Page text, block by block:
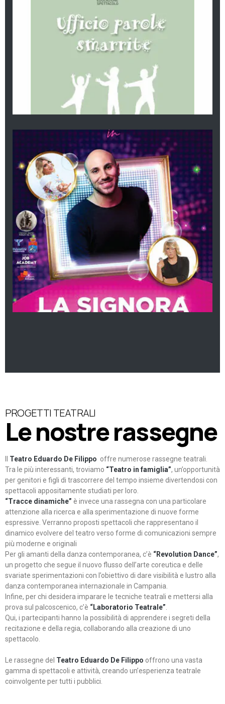
PROGETTI TEATRALI
Le nostre rassegne
Teatro Eduardo De Filippo offre numerose rassegne teatrali.
Tra le più interessanti, troviamo “Teatro in famiglia”, un’opportunità
per genitori e figli di trascorrere del tempo insieme divertendosi con
spettacoli appositamente studiati per loro.
“Tracce dinamiche” è invece una rassegna con una particolare
attenzione alla ricerca e alla sperimentazione di nuove forme
espressive. Verranno proposti spettacoli che rappresentano il
dinamico evolvere del teatro verso forme di comunicazioni sempre
più moderne e originali
Per gli amanti della danza contemporanea, c’è “Revolution Dance”,
un progetto che segue il nuovo flusso dell’arte coreutica e delle
svariate sperimentazioni con l’obiettivo di dare visibilità e lustro alla
danza contemporanea internazionale in Campania.
Infine, per chi desidera imparare le tecniche teatrali e mettersi alla
prova sul palcoscenico, c’è “Laboratorio Teatrale”
Qui, i partecipanti hanno la possibilità di apprendere i segreti della
recitazione e della regia, collaborando alla creazione di uno
spettacolo.
Le rassegne del Teatro Eduardo De Filippo offrono una vasta
gamma di spettacoli e attività, creando un’esperienza teatrale
coinvolgente per tutti i pubblici.